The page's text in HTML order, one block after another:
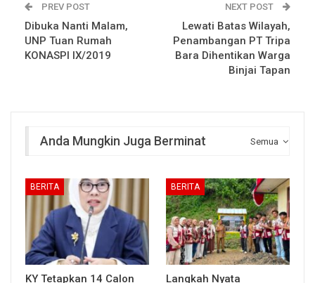
PREV POST
Dibuka Nanti Malam,
UNP Tuan Rumah
KONASPI IX/2019
NEXT POST
Lewati Batas Wilayah,
Penambangan PT Tripa
Bara Dihentikan Warga
Binjai Tapan
Semua
Anda Mungkin Juga Berminat
BERITA
KY Tetapkan 14 Calon
BERITA
Langkah Nyata